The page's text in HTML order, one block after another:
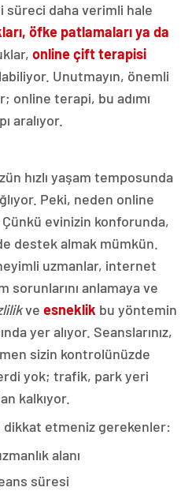
süreci daha verimli hale
öfke patlamaları ya da
online çift terapisi
Unutmayın, önemli
online terapi, bu adımı
aralıyor.
hızlı yaşam temposunda
Peki, neden online
evinizin konforunda,
destek almak mümkün.
uzmanlar, internet
anlamaya ve
ve esneklik bu yöntemin
yer alıyor. Seanslarınız,
sizin kontrolünüzde
yok; trafik, park yeri
kalkıyor.
dikkat etmeniz gerekenler:
alanı
süresi